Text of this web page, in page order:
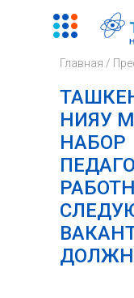
Главная /
НИЯУ
НАБОР